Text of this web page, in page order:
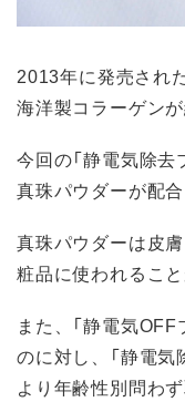
2013年に発売され
海洋製コラーゲン
今回の「静電気除去
真珠パウダーが配合
真珠パウダーは皮
粧品に使われること
また、「静電気
のに対し、「静電気
より年齢性別問わ